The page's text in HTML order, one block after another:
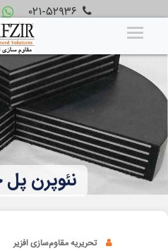
۰۲۱-۵۲۹۳۶
نئوپرن
تحریریه مقاوم‌سازی افزیر